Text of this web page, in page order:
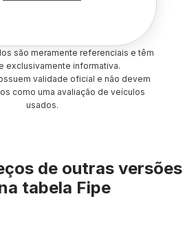
são meramente referenciais e têm
exclusivamente informativa.
validade oficial e não devem
como uma avaliação de veículos
usados.
de outras versões
tabela Fipe